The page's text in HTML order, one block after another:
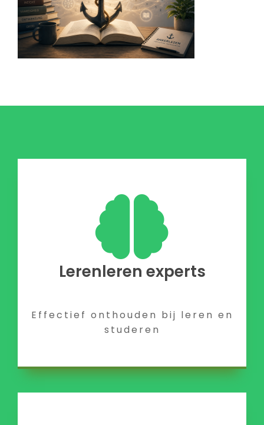
Lerenleren experts
Effectief onthouden bij leren en
studeren